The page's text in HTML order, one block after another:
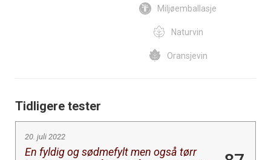
Miljøemballasje
Naturvin
Oransjevin
Tidligere tester
20. juli 2022
En fyldig og sødmefylt men også tørr